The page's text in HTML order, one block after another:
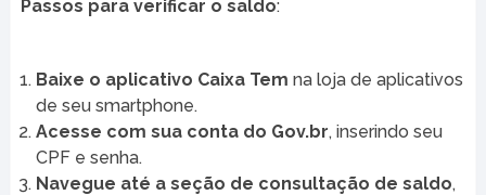
Passos para verificar o saldo:
Baixe o aplicativo Caixa Tem na loja de aplicativos
de seu smartphone.
Acesse com sua conta do Gov.br, inserindo seu
CPF e senha.
Navegue até a seção de consultação de saldo,